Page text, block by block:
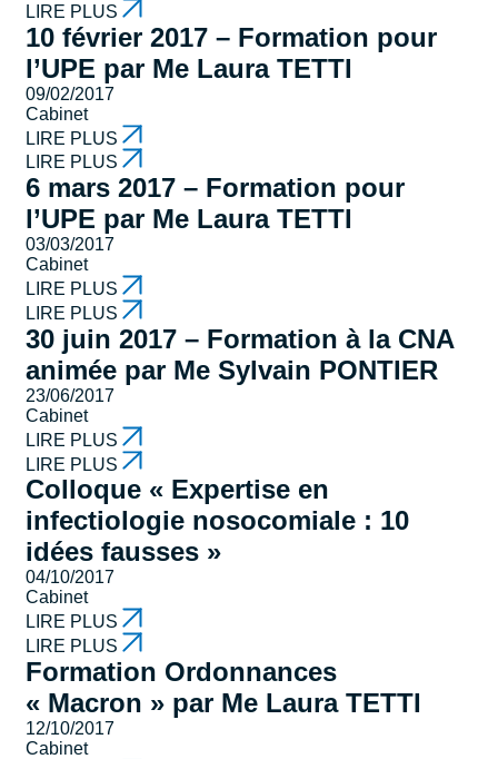
LIRE PLUS
10 février 2017 – Formation pour
l’UPE par Me Laura TETTI
09/02/2017
Cabinet
LIRE PLUS
LIRE PLUS
6 mars 2017 – Formation pour
l’UPE par Me Laura TETTI
03/03/2017
Cabinet
LIRE PLUS
LIRE PLUS
30 juin 2017 – Formation à la CNA
animée par Me Sylvain PONTIER
23/06/2017
Cabinet
LIRE PLUS
LIRE PLUS
Colloque « Expertise en
infectiologie nosocomiale : 10
idées fausses »
04/10/2017
Cabinet
LIRE PLUS
LIRE PLUS
Formation Ordonnances
« Macron » par Me Laura TETTI
12/10/2017
Cabinet